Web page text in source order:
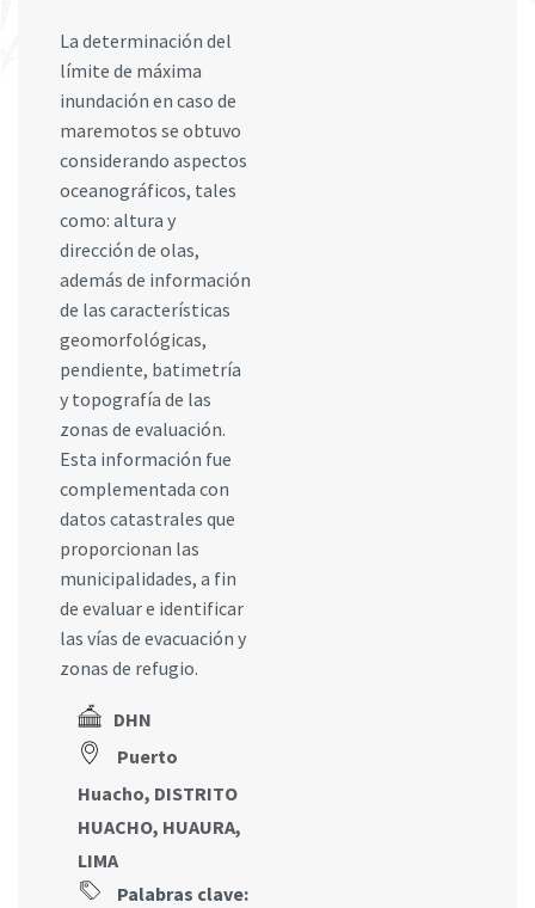
La determinación del
límite de máxima
inundación en caso de
maremotos se obtuvo
considerando aspectos
oceanográficos, tales
como: altura y
dirección de olas,
además de información
de las características
geomorfológicas,
pendiente, batimetría
y topografía de las
zonas de evaluación.
Esta información fue
complementada con
datos catastrales que
proporcionan las
municipalidades, a fin
de evaluar e identificar
las vías de evacuación y
zonas de refugio.
DHN
Puerto
Huacho, DISTRITO
HUACHO, HUAURA,
LIMA
Palabras clave: